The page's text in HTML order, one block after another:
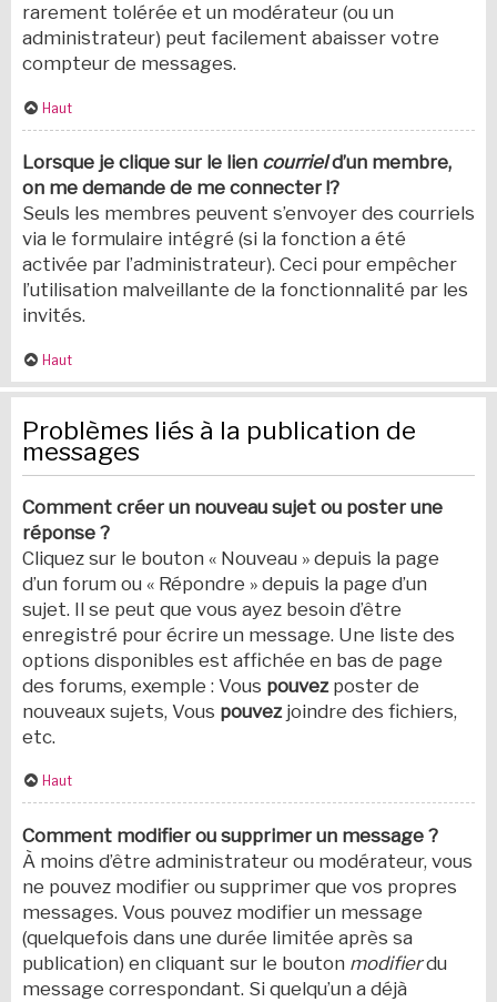
rarement tolérée et un modérateur (ou un
administrateur) peut facilement abaisser votre
compteur de messages.
Haut
Lorsque je clique sur le lien courrield’un membre,
on me demande de me connecter !?
Seuls les membres peuvent s’envoyer des courriels
via le formulaire intégré (si la fonction a été
activée par l’administrateur). Ceci pour empêcher
l’utilisation malveillante de la fonctionnalité par les
invités.
Haut
Problèmes liés à la publication de
messages
Comment créer un nouveau sujet ou poster une
réponse ?
Cliquez sur le bouton « Nouveau » depuis la page
d’un forum ou « Répondre » depuis la page d’un
sujet. Il se peut que vous ayez besoin d’être
enregistré pour écrire un message. Une liste des
options disponibles est affichée en bas de page
des forums, exemple : Vous pouvezposter de
nouveaux sujets, Vous pouvezjoindre des fichiers,
etc.
Haut
Comment modifier ou supprimer un message ?
À moins d’être administrateur ou modérateur, vous
ne pouvez modifier ou supprimer que vos propres
messages. Vous pouvez modifier un message
(quelquefois dans une durée limitée après sa
publication) en cliquant sur le bouton modifierdu
message correspondant. Si quelqu’un a déjà